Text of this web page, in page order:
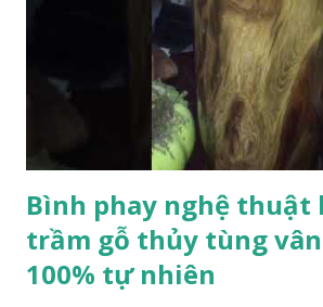
Bình phay nghệ thuật
trầm gỗ thủy tùng
100% tự nhiên